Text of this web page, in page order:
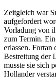
Zeitgleich war
aufgefordert
Vorladung von
zum Termin.
erlassen.
Bestreitung der
musste sie sich
Hollander